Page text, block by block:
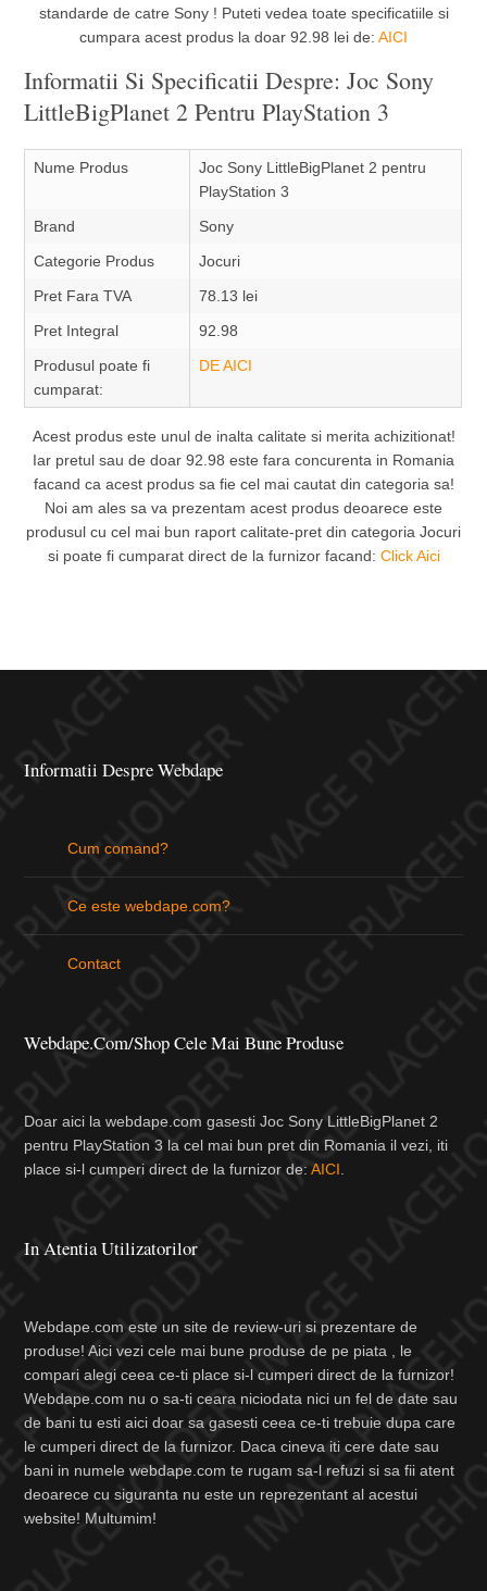
standarde de catre Sony ! Puteti vedea toate specificatiile si
cumpara acest produs la doar 92.98 lei de: AICI
Informatii Si Specificatii Despre: Joc Sony
LittleBigPlanet 2 Pentru PlayStation 3
Nume Produs
Joc Sony LittleBigPlanet 2 pentru
PlayStation 3
Brand
Sony
Categorie Produs
Jocuri
Pret Fara TVA
78.13 lei
Pret Integral
92.98
Produsul poate fi
cumparat:
DE AICI
Acest produs este unul de inalta calitate si merita achizitionat!
Iar pretul sau de doar 92.98 este fara concurenta in Romania
facand ca acest produs sa fie cel mai cautat din categoria sa!
Noi am ales sa va prezentam acest produs deoarece este
produsul cu cel mai bun raport calitate-pret din categoria Jocuri
si poate fi cumparat direct de la furnizor facand: Click Aici
Informatii Despre Webdape
Cum comand?
Ce este webdape.com?
Contact
Webdape.com/Shop Cele Mai Bune Produse
Doar aici la webdape.com gasesti Joc Sony LittleBigPlanet 2
pentru PlayStation 3 la cel mai bun pret din Romania il vezi, iti
place si-l cumperi direct de la furnizor de:AICI.
In Atentia Utilizatorilor
Webdape.com este un site de review-uri si prezentare de
produse! Aici vezi cele mai bune produse de pe piata , le
compari alegi ceea ce-ti place si-l cumperi direct de la furnizor!
Webdape.com nu o sa-ti ceara niciodata nici un fel de date sau
de bani tu esti aici doar sa gasesti ceea ce-ti trebuie dupa care
le cumperi direct de la furnizor. Daca cineva iti cere date sau
bani in numele webdape.com te rugam sa-l refuzi si sa fii atent
deoarece cu siguranta nu este un reprezentant al acestui
website! Multumim!